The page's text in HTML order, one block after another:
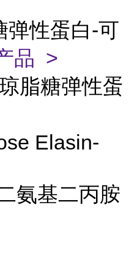
弹性蛋白-可
品 >
脂糖弹性蛋
Elasin-
氨基二丙胺